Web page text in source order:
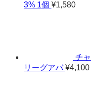
3% 1個 ¥1,580
チ
リーグアバ ¥4,100